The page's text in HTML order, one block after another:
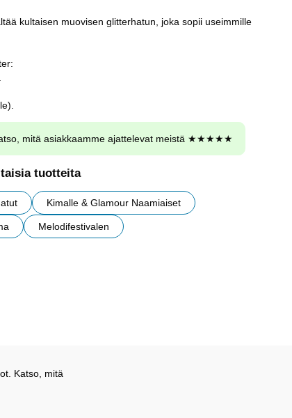
kultaisen muovisen glitterhatun, joka sopii useimmille
mitä asiakkaamme ajattelevat meistä ★★★★★
tuotteita
Kimalle & Glamour Naamiaiset
Melodifestivalen
Katso, mitä